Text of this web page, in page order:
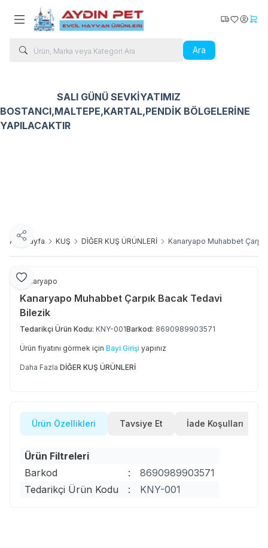
Ara
Kargo Takip
Favorilerim
SALI GÜNÜ SEVKİYATIMIZ
BOSTANCI,MALTEPE,KARTAL,PENDİK BÖLGELERİNE
YAPILACAKTIR
Ana Sayfa KUŞ DİĞER KUŞ ÜRÜNLERİ Kanaryapo Muhabbet
Favoriye Ekle
Paylaş
Kanaryapo
Kanaryapo Muhabbet Çarpık Bacak Tedavi
Bilezik
Tedarikçi Ürün Kodu: KNY-001Barkod: 8690989903571
Ürün fiyatını görmek için Bayi Girişi yapınız
Daha Fazla DİĞER KUŞ ÜRÜNLERİ
Ürün Özellikleri Tavsiye Et İade Koşulları
Ürün Filtreleri
Barkod
:
8690989903571
Tedarikçi Ürün Kodu
: KNY-001